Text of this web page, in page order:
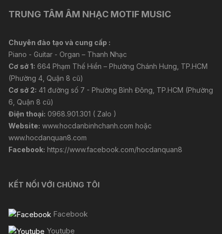
TRUNG TÂM ÂM NHẠC MOTIF MUSIC
Chuyên đào tạo và cung cấp :
Piano - Guitar - Organ – Thanh Nhạc
Cơ sở 1: 664 Phạm Thế Hiển – Phường Chánh Hưng, TP.HCM
(Phường 4, Quận 8 cũ)
Cơ sở 2: 41 đường số 7 - Phường Bình Đông, TP.HCM (Phường
6, Quận 8 cũ)
Điện thoại: 0968.901.301 ( Zalo )
Website: www.hocdanbinhchanh.com hoặc
www.hocdanquan8.com
Facebook: https://www.facebook.com/hocdanquan8
KẾT NỐI VỚI CHÚNG TÔI
Facebook
Youtube